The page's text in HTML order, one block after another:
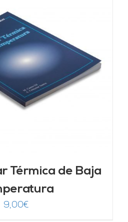
Térmica de Baja
9,00€